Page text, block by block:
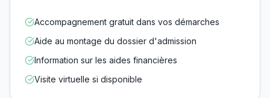
Accompagnement gratuit dans vos démarches
Aide au montage du dossier d'admission
Information sur les aides financières
Visite virtuelle si disponible